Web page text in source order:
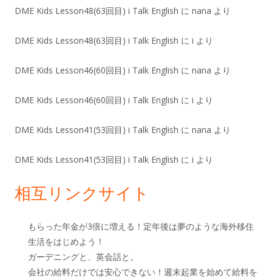
DME Kids Lesson48(63回目) i Talk English に nana より
DME Kids Lesson48(63回目) i Talk English に i より
DME Kids Lesson46(60回目) i Talk English に nana より
DME Kids Lesson46(60回目) i Talk English に i より
DME Kids Lesson41(53回目) i Talk English に nana より
DME Kids Lesson41(53回目) i Talk English に i より
相互リンクサイト
もらった年金が3倍に増える！定年後は夢のような海外移住
生活をはじめよう！
ガーデニングと、英会話と。
会社の給料だけでは安心できない！週末起業を始めて給料を